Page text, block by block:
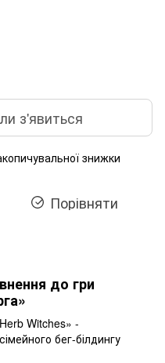
з'явиться
знижки
Порівняти
до гри
Witches» -
бег-білдингу